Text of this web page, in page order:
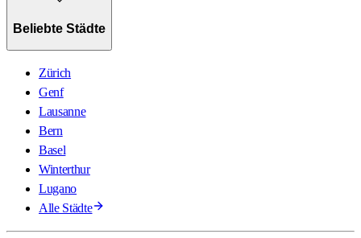
Beliebte Städte
Zürich
Genf
Lausanne
Bern
Basel
Winterthur
Lugano
Alle Städte